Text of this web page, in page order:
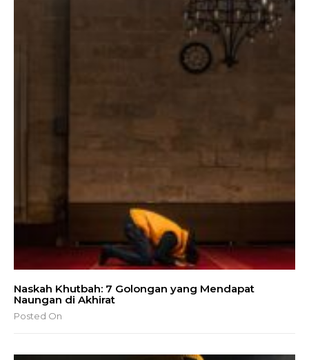
Naskah Khutbah: 7 Golongan yang Mendapat
Naungan di Akhirat
Posted On